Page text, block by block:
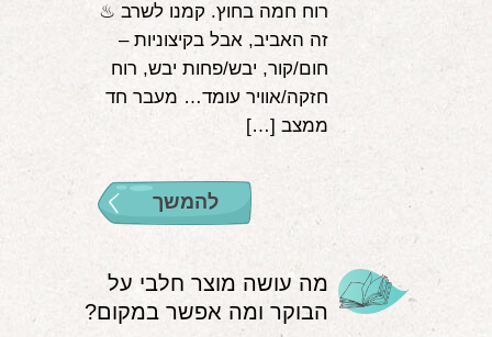
רוח חמה בחוץ. קמנו לשרב ♨
זה האביב, אבל בקיצוניות –
חום/קור, יבש/פחות יבש, רוח
חזקה/אוויר עומד… מעבר חד
ממצב […]
להמשך
מה עושה מוצר חלבי על
הבוקר ומה אפשר במקום?